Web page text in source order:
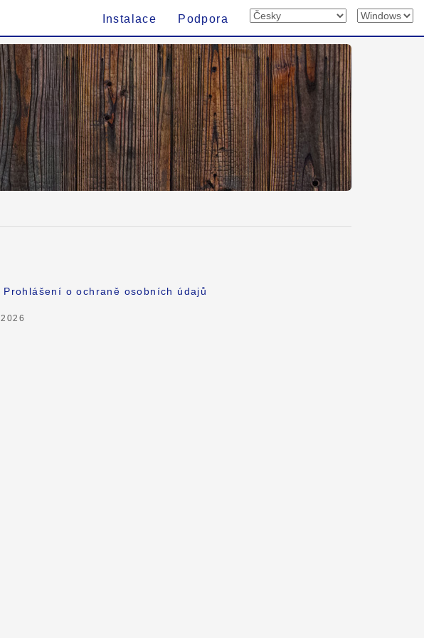
Instalace Podpora
Prohlášení o ochraně osobních údajů
2026